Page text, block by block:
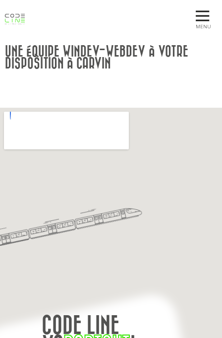
MENU
UNE ÉQUIPE WINDEV-WEBDEV À VOTRE
DISPOSITION À CARVIN
CODE LINE